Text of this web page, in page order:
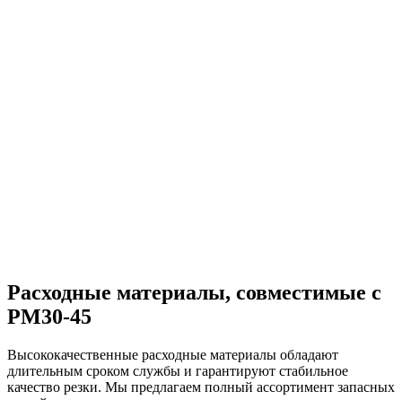
Расходные материалы, совместимые с
PM30-45
Высококачественные расходные материалы обладают
длительным сроком службы и гарантируют стабильное
качество резки. Мы предлагаем полный ассортимент запасных